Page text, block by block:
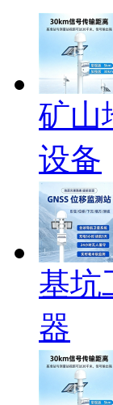
矿山
设备
基坑
器